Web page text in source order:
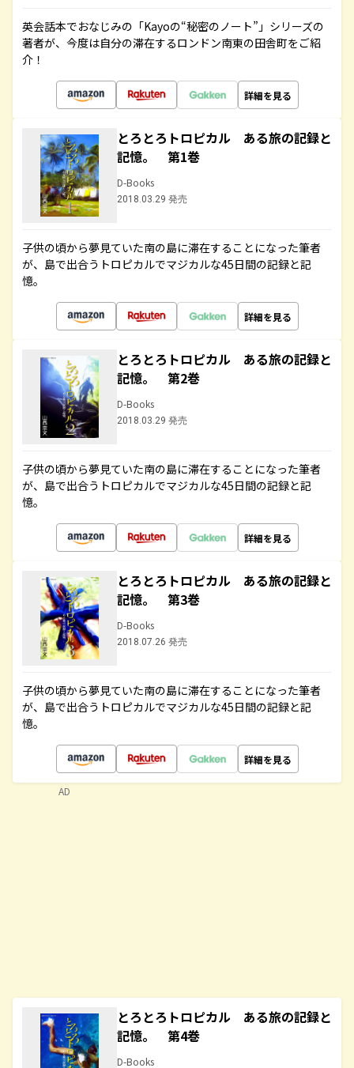
英会話本でおなじみの「Kayoの“秘密のノート”」シリーズの
著者が、今度は自分の滞在するロンドン南東の田舎町をご紹
介！
詳細を見る
とろとろトロピカル ある旅の記録と
記憶。 第1巻
D-Books
2018.03.29 発売
子供の頃から夢見ていた南の島に滞在することになった筆者
が、島で出合うトロピカルでマジカルな45日間の記録と記
憶。
詳細を見る
とろとろトロピカル ある旅の記録と
記憶。 第2巻
D-Books
2018.03.29 発売
子供の頃から夢見ていた南の島に滞在することになった筆者
が、島で出合うトロピカルでマジカルな45日間の記録と記
憶。
詳細を見る
とろとろトロピカル ある旅の記録と
記憶。 第3巻
D-Books
2018.07.26 発売
子供の頃から夢見ていた南の島に滞在することになった筆者
が、島で出合うトロピカルでマジカルな45日間の記録と記
憶。
詳細を見る
とろとろトロピカル ある旅の記録と
記憶。 第4巻
D-Books
AD